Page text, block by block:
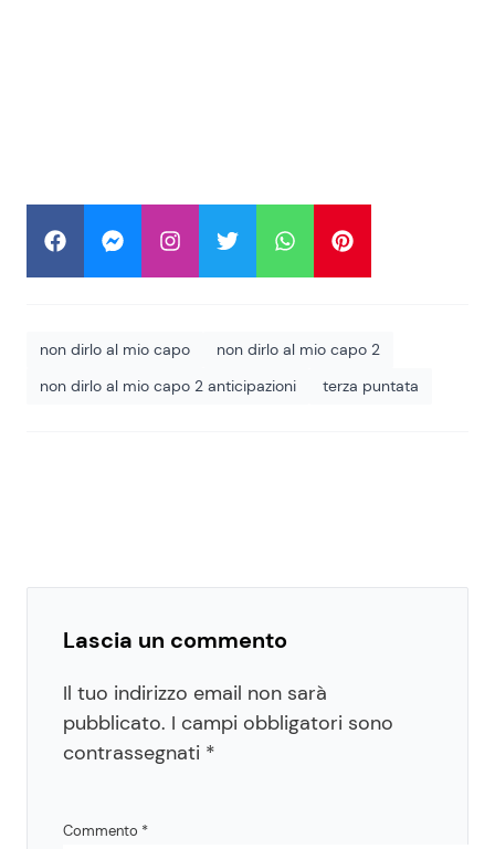
non dirlo al mio capo
non dirlo al mio capo 2
non dirlo al mio capo 2 anticipazioni
terza puntata
Lascia un commento
Il tuo indirizzo email non sarà
pubblicato. I campi obbligatori sono
contrassegnati *
Commento *